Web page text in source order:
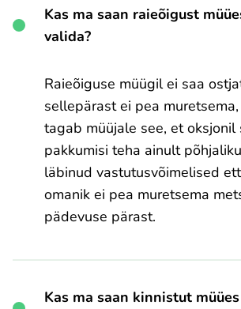
Kas ma saan raieõigust
valida?
Raieõiguse müügil ei saa
sellepärast ei pea
tagab müüjale see, et oksjonil
pakkumisi teha ainult
läbinud vastutusvõimelised
omanik ei pea muretsema
pädevuse pärast.
Kas ma saan kinnistut